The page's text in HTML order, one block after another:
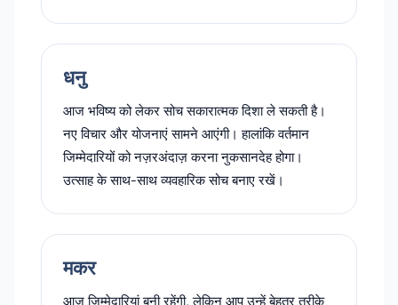
धनु
आज भविष्य को लेकर सोच सकारात्मक दिशा ले सकती है।
नए विचार और योजनाएं सामने आएंगी। हालांकि वर्तमान
जिम्मेदारियों को नज़रअंदाज़ करना नुकसानदेह होगा।
उत्साह के साथ-साथ व्यवहारिक सोच बनाए रखें।
मकर
आज जिम्मेदारियां बनी रहेंगी, लेकिन आप उन्हें बेहतर तरीके